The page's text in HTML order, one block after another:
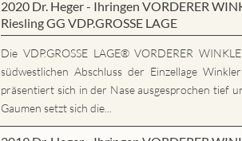
2020 Dr. Heger - Ihringen VORDERER
Riesling GG VDP.GROSSE LAGE
Die VDP.GROSSE LAGE® VORDERER
südwestlichen Abschluss der Einzellage
präsentiert sich in der Nase ausgesprochen tief
Gaumen setzt sich die...